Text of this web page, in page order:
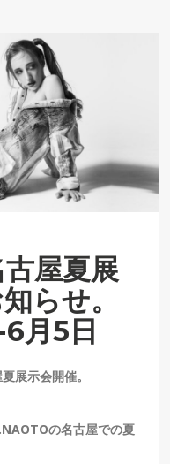
屋夏展
らせ。
月5日
展示会開催。
の名古屋での夏